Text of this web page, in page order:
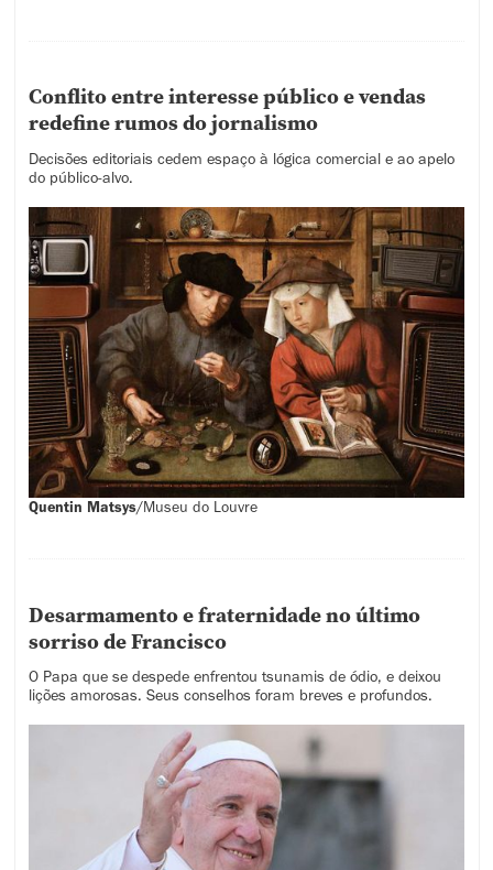
Conflito entre interesse público e vendas
redefine rumos do jornalismo
Decisões editoriais cedem espaço à lógica comercial e ao apelo
do público-alvo.
Quentin Matsys/Museu do Louvre
Desarmamento e fraternidade no último
sorriso de Francisco
O Papa que se despede enfrentou tsunamis de ódio, e deixou
lições amorosas. Seus conselhos foram breves e profundos.